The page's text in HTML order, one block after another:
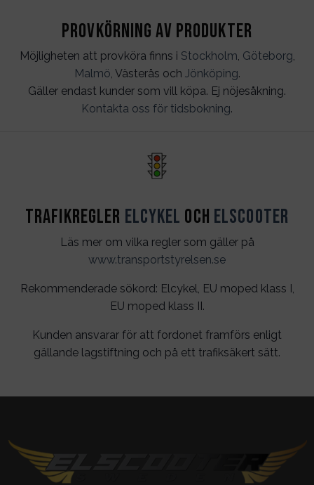
Provkörning av produkter
Möjligheten att provköra finns i Stockholm, Göteborg,
Malmö, Västerås och Jönköping.
Gäller endast kunder som vill köpa. Ej nöjesåkning.
Kontakta oss för tidsbokning.
Trafikregler Elcykel och Elscooter
Läs mer om vilka regler som gäller på
www.transportstyrelsen.se
Rekommenderade sökord: Elcykel, EU moped klass I,
EU moped klass II.
Kunden ansvarar för att fordonet framförs enligt
gällande lagstiftning och på ett trafiksäkert sätt.